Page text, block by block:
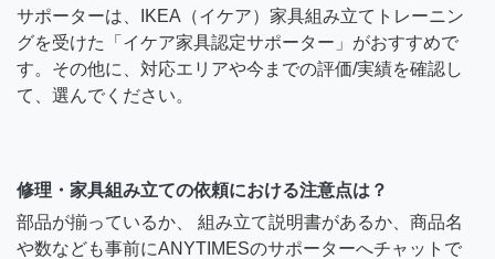
サポーターは、IKEA（イケア）家具組み立てトレーニン
グを受けた「イケア家具認定サポーター」がおすすめで
す。その他に、対応エリアや今までの評価/実績を確認し
て、選んでください。
修理・家具組み立ての依頼における注意点は？
部品が揃っているか、 組み立て説明書があるか、商品名
や数なども事前にANYTIMESのサポーターへチャットで